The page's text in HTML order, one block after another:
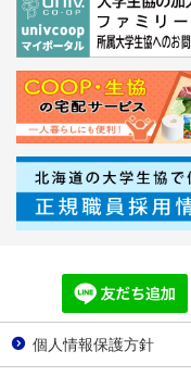
個人情報保護方針